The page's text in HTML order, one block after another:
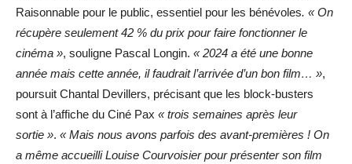
Raisonnable pour le public, essentiel pour les bénévoles. « On
récupère seulement 42 % du prix pour faire fonctionner le
cinéma », souligne Pascal Longin. « 2024 a été une bonne
année mais cette année, il faudrait l’arrivée d’un bon film… »,
poursuit Chantal Devillers, précisant que les block-busters
sont à l’affiche du Ciné Pax « trois semaines après leur
sortie ». « Mais nous avons parfois des avant-premières ! On
a même accueilli Louise Courvoisier pour présenter son film